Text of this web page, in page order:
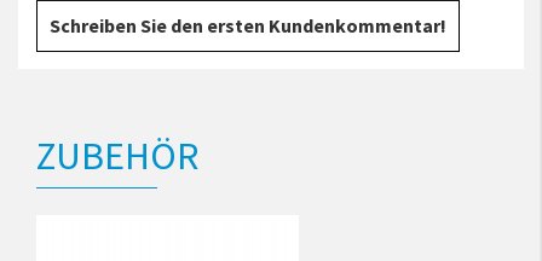
Schreiben Sie den ersten Kundenkommentar!
ZUBEHÖR